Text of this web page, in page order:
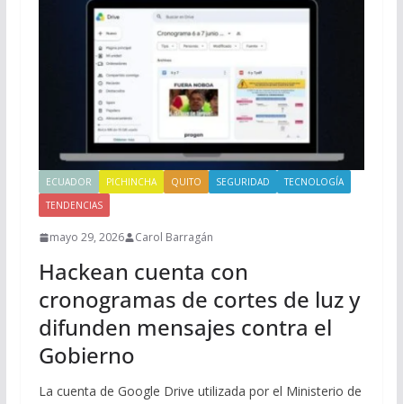
ECUADOR PICHINCHA QUITO SEGURIDAD
TECNOLOGÍA
TENDENCIAS
mayo 29, 2026 Carol Barragán
Hackean cuenta con
cronogramas de cortes de luz y
difunden mensajes contra el
Gobierno
La cuenta de Google Drive utilizada por el Ministerio de